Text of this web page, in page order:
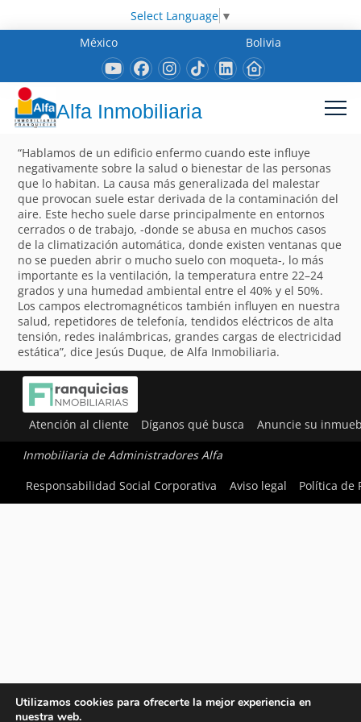
Select Language ▼
México
Bolivia
Alfa Inmobiliaria
“Hablamos de un edificio enfermo cuando este influye
negativamente sobre la salud o bienestar de las personas
que lo habitan. La causa más generalizada del malestar
que provocan suele estar derivada de la contaminación del
aire. Este hecho suele darse principalmente en entornos
cerrados o de trabajo, -donde se abusa en muchos casos
de la climatización automática, donde existen ventanas que
no se pueden abrir o mucho suelo con moqueta-, lo más
importante es la ventilación, la temperatura entre 22–24
grados y una humedad ambiental entre el 40% y el 50%.
Los campos electromagnéticos también influyen en nuestra
salud, repetidores de telefonía, tendidos eléctricos de alta
tensión, redes inalámbricas, grandes cargas de electricidad
estática”, dice Jesús Duque, de Alfa Inmobiliaria.
Atención al cliente Díganos qué busca Anuncie su
Inmobiliaria de Administradores Alfa
Responsabilidad Social Corporativa
Aviso legal Política de
Utilizamos cookies para ofrecerte la mejor experiencia en
nuestra web.